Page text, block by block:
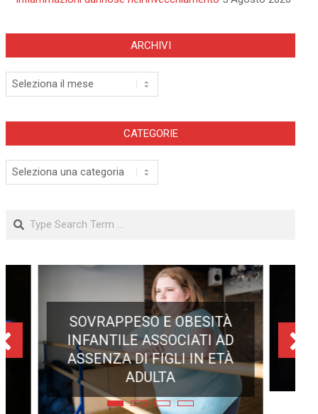
ARCHIVI
Archivi
CATEGORIE
Categorie
Search
ECLISSE TOTALE DEL 12
AGOSTO 2026: DOVE SI
POTRÀ VEDERE